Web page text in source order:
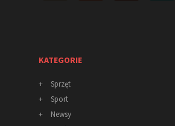
KATEGORIE
+
Sprzęt
+
Sport
+
Newsy